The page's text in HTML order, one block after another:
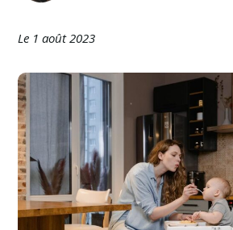
Le 1 août 2023